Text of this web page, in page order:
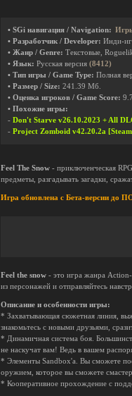
• SGi навигация / Navigation:
• Разработчик / Developer: Инди-
• Жанр / Genre: Текстовые,
• Язык: Русская версия (8412)
• Тип игры / Game Type: Полная
• Размер / Size: 241.39 Мб.
• Оценка игроков / Game Score: 9.7
• Похожие игры:
- Don't Starve v26.10.2023 + All
- Project Zomboid v42.20.2a [Steam
Feel The Snow - приключенческая
предметы, разгадывать загадки,
Игра обновлена с Бета-версии
Feel the snow - это игра жанра
из персонажей и отправляйтесь
Описание и особенности игры:
* Захватывающая сюжетная линия,
знакомьтесь с новыми друзьями,
* Динамичная система боя.
не наскучат вам! Ведь в вашем
* Элементы Sandbox'a. Вы сможете
оружием, которое вы сможете
* Кооперативное прохождение с